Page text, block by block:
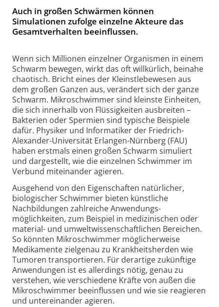
Auch in großen Schwärmen können
Simulationen zufolge einzelne Akteure das
Gesamtverhalten beeinflussen.
Wenn sich Millionen einzelner Organismen in einem
Schwarm bewegen, wirkt das oft willkürlich, beinahe
chaotisch. Bricht eines der Kleinst­lebewesen aus
dem großen Ganzen aus, verändert sich der ganze
Schwarm. Mikro­schwimmer sind kleinste Einheiten,
die sich innerhalb von Flüssigkeiten ausbreiten –
Bakterien oder Spermien sind typische Beispiele
dafür. Physiker und Informatiker der Friedrich-
Alexander-Universität Erlangen-Nürnberg (FAU)
haben erstmals einen großen Schwarm simuliert
und dargestellt, wie die einzelnen Schwimmer im
Verbund miteinander agieren.
Ausgehend von den Eigenschaften natürlicher,
biologischer Schwimmer bieten künstliche
Nachbildungen zahlreiche Anwendungs­
möglichkeiten, zum Beispiel in medizinischen oder
material- und umwelt­wissenschaftlichen Bereichen.
So könnten Mikro­schwimmer möglicherweise
Medikamente zielgenau zu Krankheits­herden wie
Tumoren transportieren. Für derartige zukünftige
Anwendungen ist es allerdings nötig, genau zu
verstehen, wie verschiedene Kräfte von außen die
Mikro­schwimmer beeinflussen und wie sie reagieren
und unter­einander agieren.